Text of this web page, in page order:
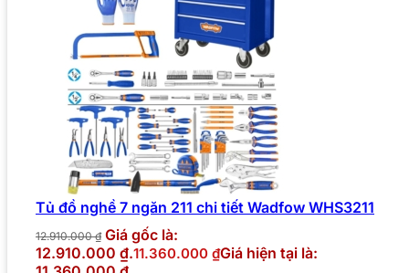
Tủ đồ nghề 7 ngăn 211 chi tiết Wadfow WHS3211
12.910.000₫ Giá gốc là:
12.910.000 ₫.11.360.000 ₫Giá hiện tại là: